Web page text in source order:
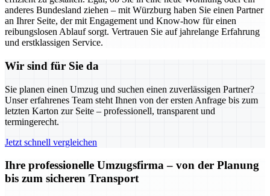
anderes Bundesland ziehen – mit Würzburg haben Sie einen Partner
an Ihrer Seite, der mit Engagement und Know-how für einen
reibungslosen Ablauf sorgt. Vertrauen Sie auf jahrelange Erfahrung
und erstklassigen Service.
Wir sind für Sie da
Sie planen einen Umzug und suchen einen zuverlässigen Partner?
Unser erfahrenes Team steht Ihnen von der ersten Anfrage bis zum
letzten Karton zur Seite – professionell, transparent und
termingerecht.
Jetzt schnell vergleichen
Ihre professionelle Umzugsfirma – von der Planung
bis zum sicheren Transport